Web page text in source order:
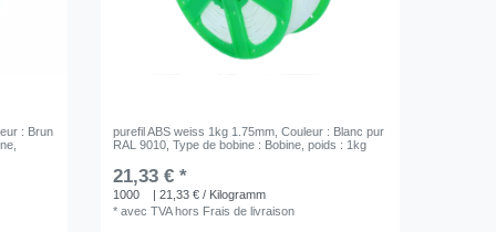
: Brun
purefil ABS weiss 1kg 1.75mm , Couleur : Blanc pur
RAL 9010 , Type de bobine : Bobine , poids : 1kg
21,33 € *
1000
| 21,33 € / Kilogramm
*avec TVAhors Frais de livraison